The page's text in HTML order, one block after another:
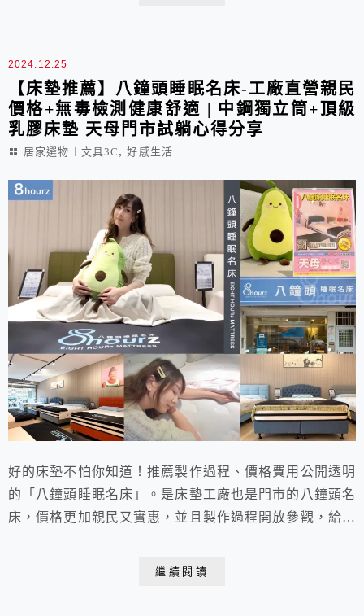
2024.12.25
【床墊推薦】八鐘頭睡眠名床-工廠直營親民
價格+無毒檢測健康舒適 | 中鋼獨立筒+頂級
乳膠床墊 天母門市試躺心得分享
居家選物︱文具3C ,好感生活
好的床墊不怕你知道！推薦製作過程、價格費用公開透明
的「八鐘頭睡眠名床」。是床墊工廠也是門市的八鐘頭名
床，價格更加親民又實惠，並且製作過程開放參觀，給予
繼續閱讀